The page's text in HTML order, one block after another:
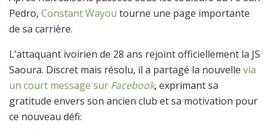
Pedro, Constant Wayou tourne une page importante
de sa carrière.
L’attaquant ivoirien de 28 ans rejoint officiellement la JS
Saoura. Discret mais résolu, il a partagé la nouvelle via
un court message sur Facebook, exprimant sa
gratitude envers son ancien club et sa motivation pour
ce nouveau défi: